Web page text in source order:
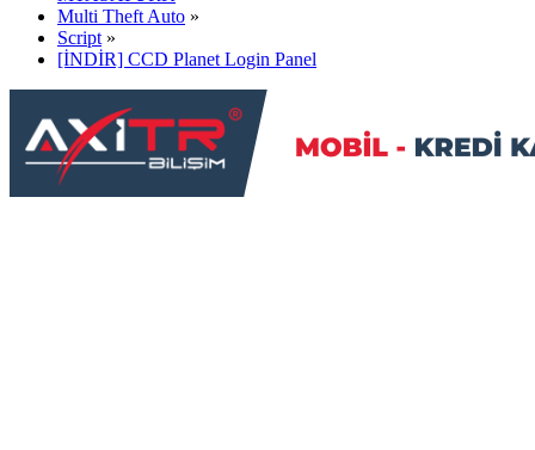
Multi Theft Auto »
Script »
[İNDİR] CCD Planet Login Panel